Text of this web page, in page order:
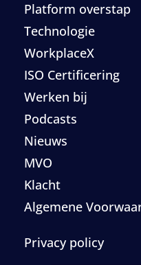
Platform overstap
Technologie
WorkplaceX
ISO Certificering
Werken bij
Podcasts
Nieuws
MVO
Klacht
Algemene
Privacy policy